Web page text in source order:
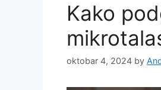
Kako
oktobar 4, 2024 by